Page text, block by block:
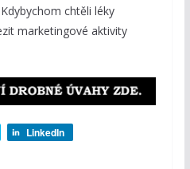
chtěli léky
marketingové aktivity
LinkedIn